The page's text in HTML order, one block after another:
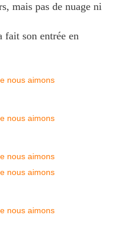
mais pas de nuage ni
fait son entrée en